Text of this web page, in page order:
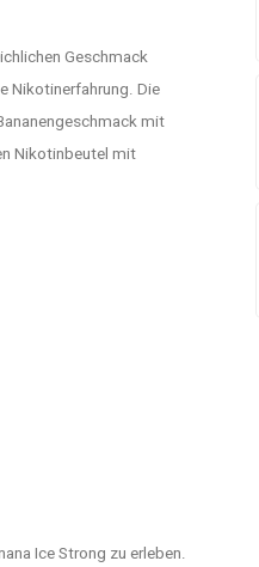
Geschmack
Nikotinerfahrung. Die
mit
Nikotinbeutel mit
Ice Strong zu erleben.